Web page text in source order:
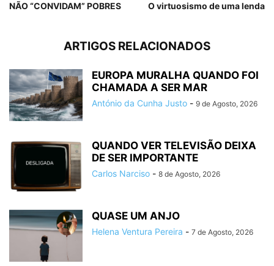
NÃO “CONVIDAM” POBRES O virtuosismo de uma lenda
ARTIGOS RELACIONADOS
EUROPA MURALHA QUANDO FOI
CHAMADA A SER MAR
António da Cunha Justo - 9 de Agosto, 2026
QUANDO VER TELEVISÃO DEIXA
DE SER IMPORTANTE
Carlos Narciso - 8 de Agosto, 2026
QUASE UM ANJO
Helena Ventura Pereira - 7 de Agosto, 2026